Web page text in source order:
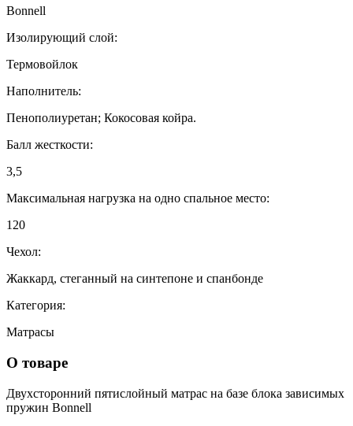
Bonnell
Изолирующий слой:
Термовойлок
Наполнитель:
Пенополиуретан; Кокосовая койра.
Балл жесткости:
3,5
Максимальная нагрузка на одно спальное место:
120
Чехол:
Жаккард, стеганный на синтепоне и спанбонде
Категория:
Матрасы
О товаре
Двухсторонний пятислойный матрас на базе блока зависимых
пружин Bonnell